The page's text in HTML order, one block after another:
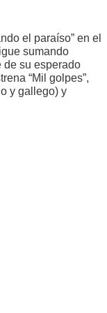
el paraíso” en el
sumando
de su esperado
“Mil golpes”,
y gallego) y